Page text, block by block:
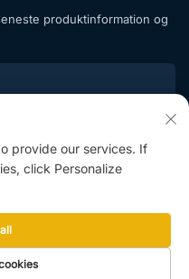
produktinformation og
nyd eksklusive tilbud samt
Group & Shandong Raytop
Ltd. |Privatlivspolitik
provide our services. If
click Personalize